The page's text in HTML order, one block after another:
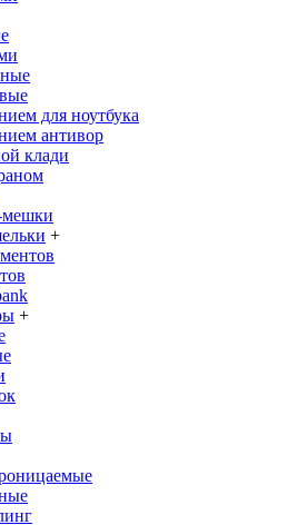
для ноутбука
антивор
клади
мешки
+
+